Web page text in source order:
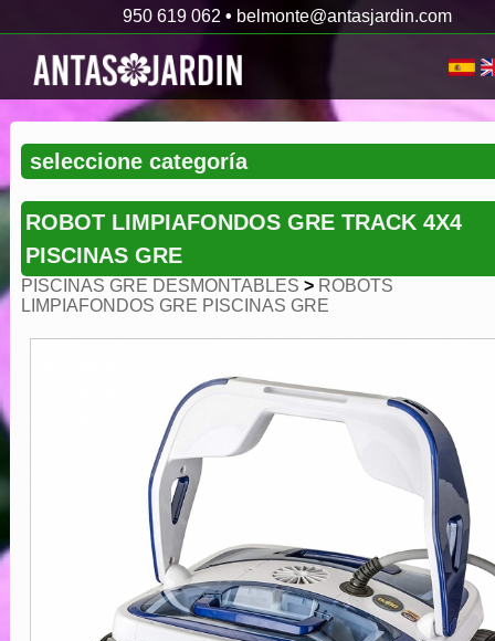
950 619 062 • belmonte@antasjardin.com
ROBOT LIMPIAFONDOS GRE TRACK 4X4
PISCINAS GRE
PISCINAS GRE DESMONTABLES > ROBOTS
LIMPIAFONDOS GRE PISCINAS GRE